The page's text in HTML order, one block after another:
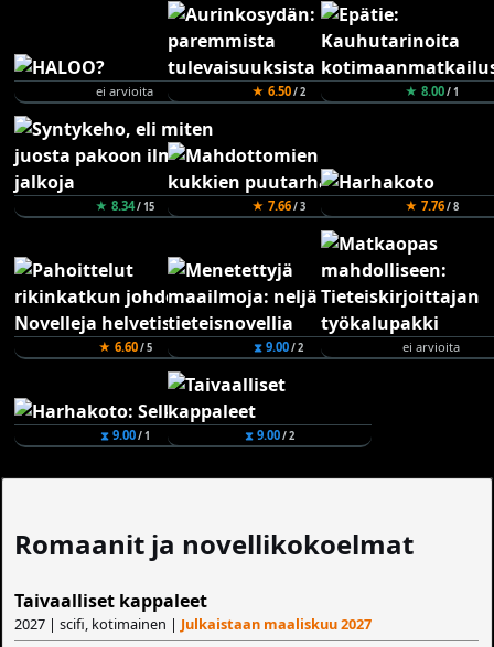
ei arvioita ★ 6.50/ 2 ★ 8.00/ 1
★ 8.34/ 15 ★ 7.66/ 3 ★ 7.76/ 8
★ 6.60/ 5 ⧗ 9.00/ 2 ei arvioita
⧗ 9.00/ 1 ⧗ 9.00/ 2
Romaanit ja novellikokoelmat
Taivaalliset kappaleet
2027 | scifi, kotimainen | Julkaistaan maaliskuu 2027